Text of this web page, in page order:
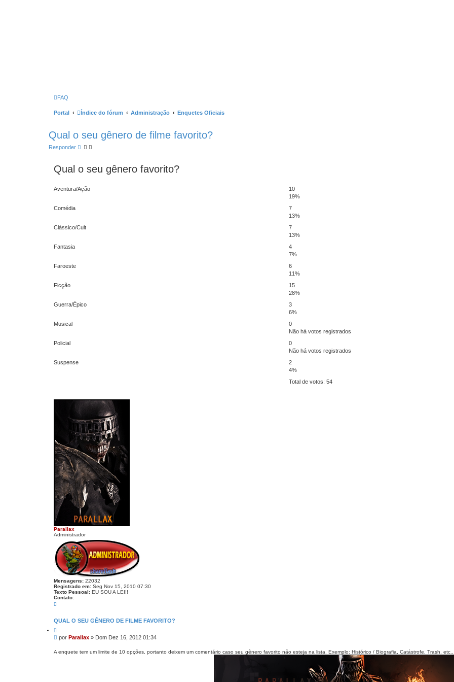
FAQ
Portal Índice do fórum Administração Enquetes Oficiais
Qual o seu gênero de filme favorito?
Responder
Qual o seu gênero favorito?
Aventura/Ação
10
19%
Comédia
7
13%
Clássico/Cult
7
13%
Fantasia
4
7%
Faroeste
6
11%
Ficção
15
28%
Guerra/Épico
3
6%
Musical
0
Não há votos registrados
Policial
0
Não há votos registrados
Suspense
2
4%
Total de votos:54
Parallax
Administrador
Mensagens: 22032
Registrado em: Seg Nov 15, 2010 07:30
Texto Pessoal: EU SOU A LEI!!
Contato:
t
a
o
P
r
QUAL O SEU GÊNERO DE FILME FAVORITO?
i
t
r
M
n
por Parallax » Dom Dez 16, 2012 01:34
A enquete tem um limite de 10 opções, portanto deixem um comentário caso seu gênero favorito não esteja na lista. Exemplo: Histórico / Biografia, Catástrofe, Trash,